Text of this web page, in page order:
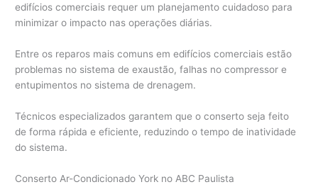
edifícios comerciais requer um planejamento cuidadoso para
minimizar o impacto nas operações diárias.
Entre os reparos mais comuns em edifícios comerciais estão
problemas no sistema de exaustão, falhas no compressor e
entupimentos no sistema de drenagem.
Técnicos especializados garantem que o conserto seja feito
de forma rápida e eficiente, reduzindo o tempo de inatividade
do sistema.
Conserto Ar-Condicionado York no ABC Paulista